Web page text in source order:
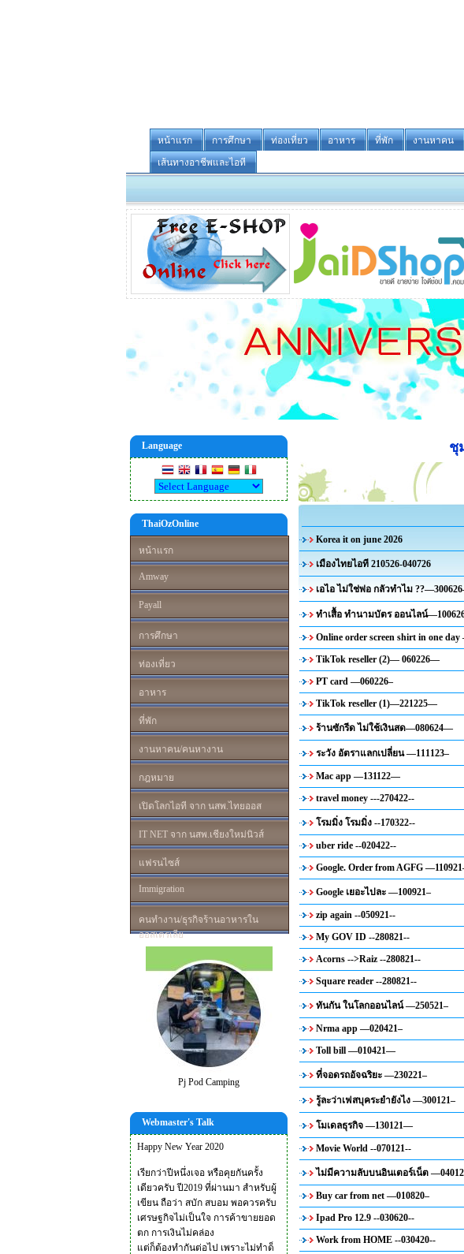
หน้าแรก การศึกษา ท่องเที่ยว อาหาร ที่พัก งานหาคน
เส้นทางอาชีพและไอที
Language
ThaiOzOnline
หน้าแรก
Amway
Payall
การศึกษา
ท่องเที่ยว
อาหาร
ที่พัก
งานหาคน/คนหางาน
กฎหมาย
เปิดโลกไอที จาก นสพ.ไทยออส
IT NET จาก นสพ.เชียงใหม่นิวส์
แฟรนไซส์
Immigration
คนทำงาน/ธุรกิจร้านอาหารใน
ออสเตรเลีย
Pj Pod Camping
Webmaster's Talk
Happy New Year 2020
เรียกว่าปีหนึ่งเจอ หรือคุยกันครั้ง
เดียวครับ ปี2019 ที่ผ่านมา สำหรับผู้
เขียน ถือว่า สบัก สบอม พอควรครับ
เศรษฐกิจไม่เป็นใจ การค้าขายยอด
ตก การเงินไม่คล่อง
แต่ก็ต้องทำกันต่อไป เพราะไม่ทำด็
ชุ
Korea it on june 2026
เมืองไทยไอที 210526-040726
เอไอ ไม่ใช่พ่อ กลัวทำไม
ทำเสื้อ ทำนามบัตร ออนไลน์
Online order screen shirt in one
TikTok reseller (2)— 060226—
PT card —060226–
TikTok reseller (1)—221225—
ร้านซักรีด ไม่ใช้เงินสด—080624—
ระวัง อัตราแลกเปลี่ยน —111123–
Mac app —131122—
travel money ---270422--
โรมมิ่ง โรมมิ่ง --170322--
uber ride --020422--
Google. Order from AGFG
Google เยอะไปละ —100921–
zip again --050921--
My GOV ID --280821--
Acorns -->Raiz --280821--
Square reader --280821--
ทันกัน ในโลกออนไลน์ —250521–
Nrma app —020421–
Toll bill —010421—
ที่จอดรถอัจฉริยะ —230221–
รู้ละว่าเฟสบุคระยำยังไง —300121–
โมเดลธุรกิจ —130121—
Movie World --070121--
ไม่มีความลับบนอินเตอร์เน็ต
Buy car from net —010820–
Ipad Pro 12.9 --030620--
Work from HOME --030420--